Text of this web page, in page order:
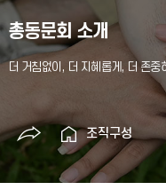
총동문회 소개
조직구성